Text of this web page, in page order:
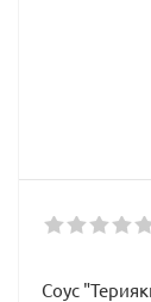
Соус